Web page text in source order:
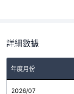
詳細數據
年度月份
2026/07